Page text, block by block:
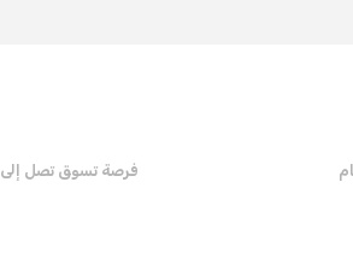
فرصة تسوق تصل إلى 12 قسط